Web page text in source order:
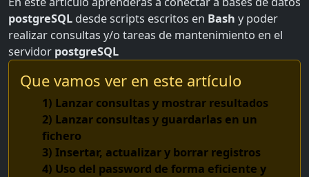
postgreSQL desde scripts escritos en Bash y poder
realizar consultas y/o tareas de mantenimiento en el
servidor postgreSQL
Que vamos ver en este artículo
1) Lanzar consultas y mostrar resultados
2) Lanzar consultas y guardarlas en un
fichero
3) Insertar, actualizar y borrar registros
4) Uso del password de forma eficiente y